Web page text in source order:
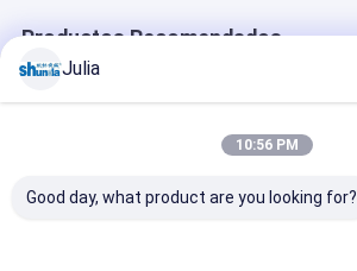
Productos Recomendados
Julia
10:56 PM
Good day, what product are you looking for?